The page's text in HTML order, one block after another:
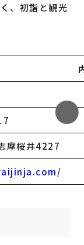
、初詣と観光
摩桜井4227